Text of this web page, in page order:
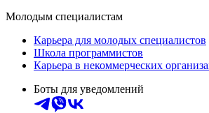
Молодым специалистам
Карьера для молодых специалистов
Школа программистов
Карьера в некоммерческих
Боты для уведомлений